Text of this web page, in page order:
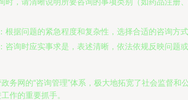
时，请清晰说明所要咨询的事项类别（如药品注
：根据问题的紧急程度和复杂性，选择合适的咨询方
：咨询时应实事求是，表述清晰，依法依规反映问题或
务网的“咨询管理”体系，极大地拓宽了社会监督
作的重要抓手。